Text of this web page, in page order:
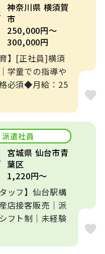
神奈川県 横須賀
市
250,000円～
300,000円
育】[正社員]横須
学童での指導や
必須◆月給：25
派遣社員
宮城県 仙台市青
葉区
1,220円～
ッフ】仙台駅構
店接客販売｜派
フト制｜未経験